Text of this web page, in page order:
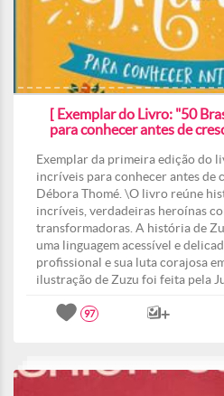
[ Exemplar do Livro: "50
para conhecer antes de
Exemplar da primeira edição do
incríveis para conhecer antes de
Débora Thomé. \O livro reúne
incríveis, verdadeiras heroínas
transformadoras. A história de
uma linguagem acessível e
profissional e sua luta corajosa
ilustração de Zuzu foi feita pela
97